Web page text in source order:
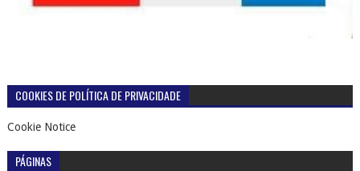
COOKIES DE POLÍTICA DE PRIVACIDADE
Cookie Notice
PÁGINAS